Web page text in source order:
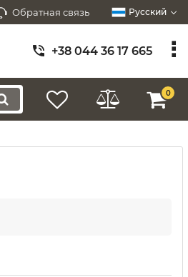
Обратная связь Русский
+38 044 36 17 665
0